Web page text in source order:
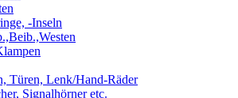
-Inseln
Türen, Lenk/Hand-Räder
Signalhörner etc.